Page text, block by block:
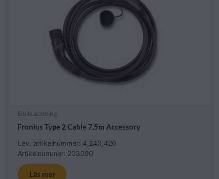
Elbilsladdning
Fronius Type 2 Cable 7,5m Accessory
Lev. artikelnummer: 4,240,420
Artikelnummer: 203090
Läs mer